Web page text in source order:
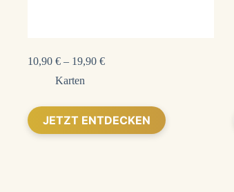
10,90 € – 19,90 €
Karten
JETZT ENTDECKEN
Dieses
Produkt
weist